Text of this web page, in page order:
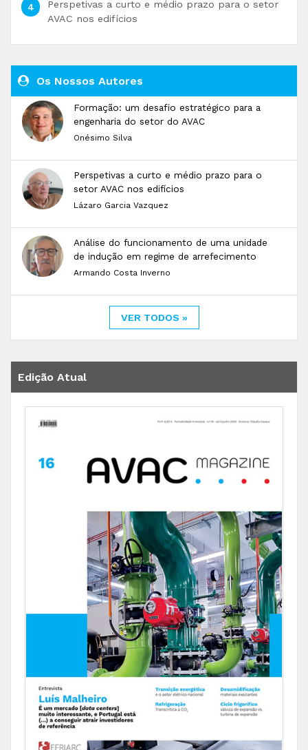
Perspetivas a curto e médio prazo para o setor
AVAC nos edifícios
Os Nossos Autores
Formação: um desafio estratégico para a
engenharia do setor do AVAC
Onésimo Silva
Perspetivas a curto e médio prazo para o
setor AVAC nos edifícios
Lázaro Garcia Vazquez
Análise do funcionamento de uma unidade
de indução em regime de arrefecimento
Armando Costa Inverno
VER TODOS »
Edição Atual